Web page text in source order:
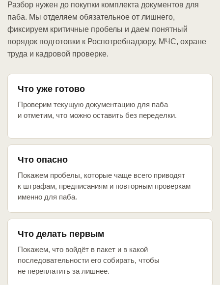
Разбор нужен до покупки комплекта документов для
паба. Мы отделяем обязательное от лишнего,
фиксируем критичные пробелы и даем понятный
порядок подготовки к Роспотребнадзору, МЧС, охране
труда и кадровой проверке.
Что уже готово
Проверим текущую документацию для паба
и отметим, что можно оставить без переделки.
Что опасно
Покажем пробелы, которые чаще всего приводят
к штрафам, предписаниям и повторным проверкам
именно для паба.
Что делать первым
Покажем, что войдёт в пакет и в какой
последовательности его собирать, чтобы
не переплатить за лишнее.